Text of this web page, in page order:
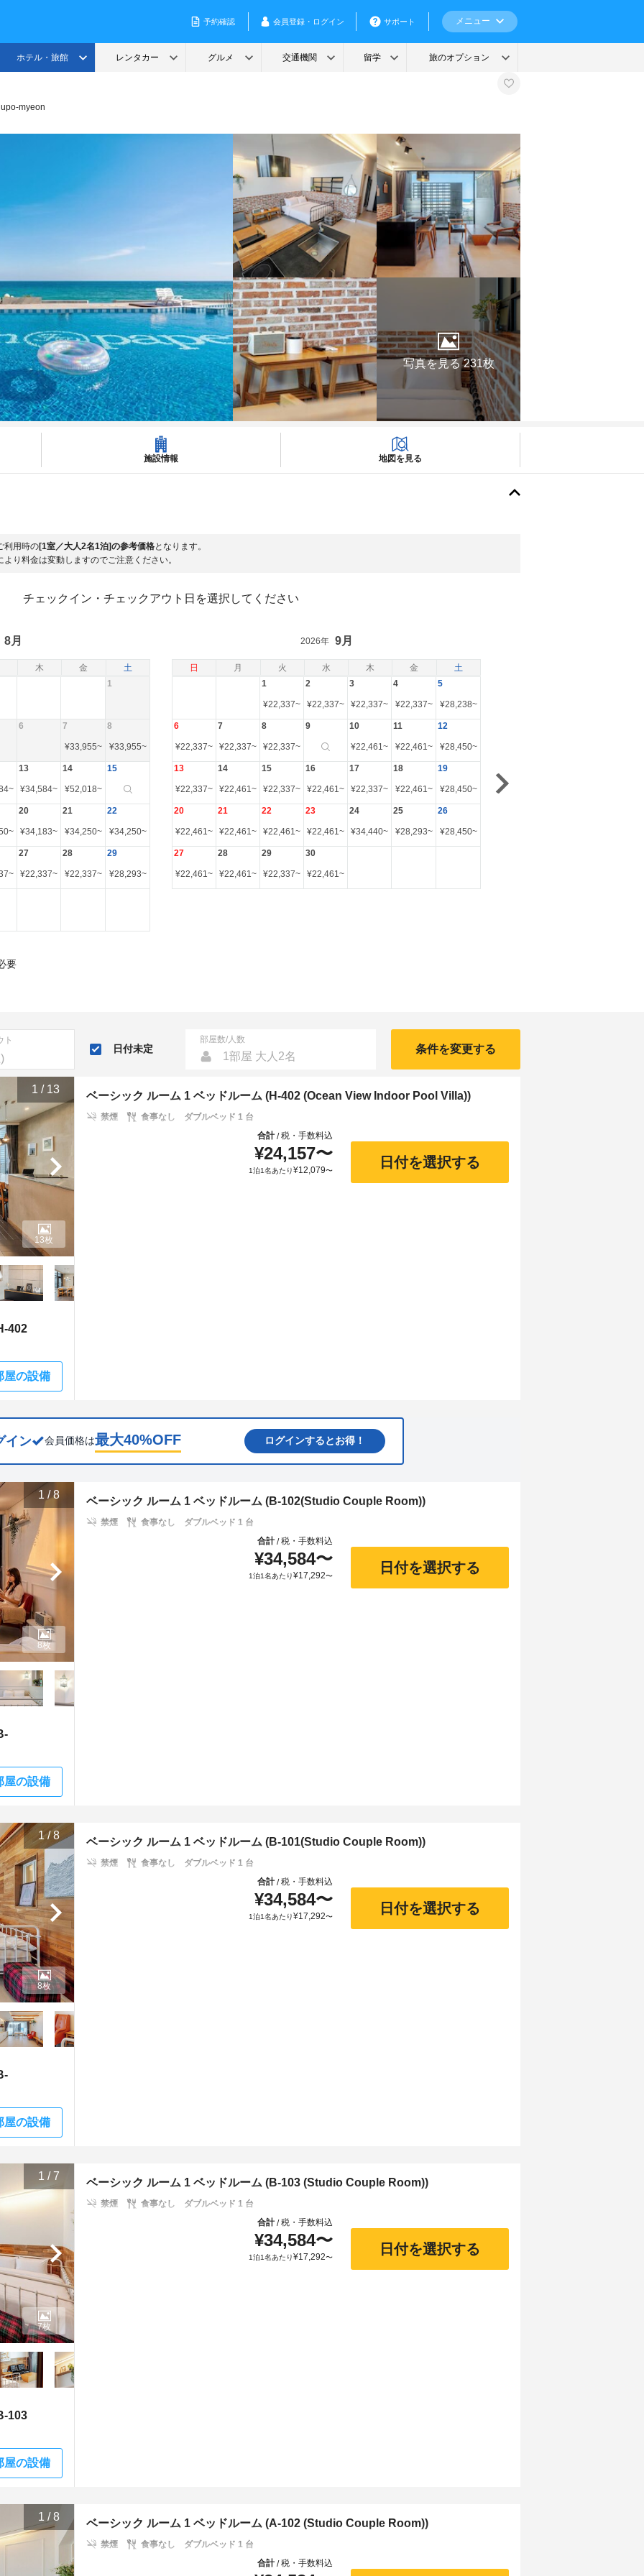
myeon
写真を見る 231枚
施設情報 地図を見る
利用時の[1室／大人2名1泊]の参考価格となります。
り料金は変動しますのでご注意ください。
チェックイン・チェックアウト日を選択してください
木 金 土 日 月 火 水 木 金 土
8月
1
6 7
¥33,955~
8
¥33,955~
~
13
¥34,584~
14
¥52,018~
15
~
20
¥34,183~
21
¥34,250~
22
¥34,250~
~
27
¥22,337~
28
¥22,337~
29
¥28,293~
2026年 9月
1
¥22,337~
2
¥22,337~
3
¥22,337~
4
¥22,337~
5
¥28,238~
6
¥22,337~
7
¥22,337~
8
¥22,337~
9 10
¥22,461~
11
¥22,461~
12
¥28,450~
13
¥22,337~
14
¥22,461~
15
¥22,337~
16
¥22,461~
17
¥22,337~
18
¥22,461~
19
¥28,450~
20
¥22,461~
21
¥22,461~
22
¥22,461~
23
¥22,461~
24
¥34,440~
25
¥28,293~
26
¥28,450~
27
¥22,461~
28
¥22,461~
29
¥22,337~
30
¥22,461~
要
ト
日付未定
部屋数/人数
1部屋 大人2名
条件を変更する
1 / 13
402
屋の設備
13枚
ベーシック ルーム 1 ベッドルーム (H-402 (Ocean View Indoor Pool Villa))
禁煙 食事なし
ダブルベッド 1 台
合計/税・手数料込
¥24,157〜
1泊1名あたり¥12,079〜
日付を選択する
イン 会員価格は最大40%OFF ログインするとお得！
1 /8
屋の設備
8枚
ベーシック ルーム 1 ベッドルーム (B-102(Studio Couple Room))
禁煙 食事なし
ダブルベッド 1 台
合計/税・手数料込
¥34,584〜
1泊1名あたり¥17,292〜
日付を選択する
1/8
屋の設備
8枚
ベーシック ルーム 1 ベッドルーム (B-101(Studio Couple Room))
禁煙 食事なし
ダブルベッド 1 台
合計/税・手数料込
¥34,584〜
1泊1名あたり¥17,292〜
日付を選択する
1 /7
103
屋の設備
7枚
ベーシック ルーム 1 ベッドルーム (B-103 (Studio Couple Room))
禁煙 食事なし
ダブルベッド 1 台
合計/税・手数料込
¥34,584〜
1泊1名あたり¥17,292〜
日付を選択する
1 /8
ベーシック ルーム 1 ベッドルーム (A-102 (Studio Couple Room))
禁煙 食事なし
ダブルベッド 1 台
合計/税・手数料込